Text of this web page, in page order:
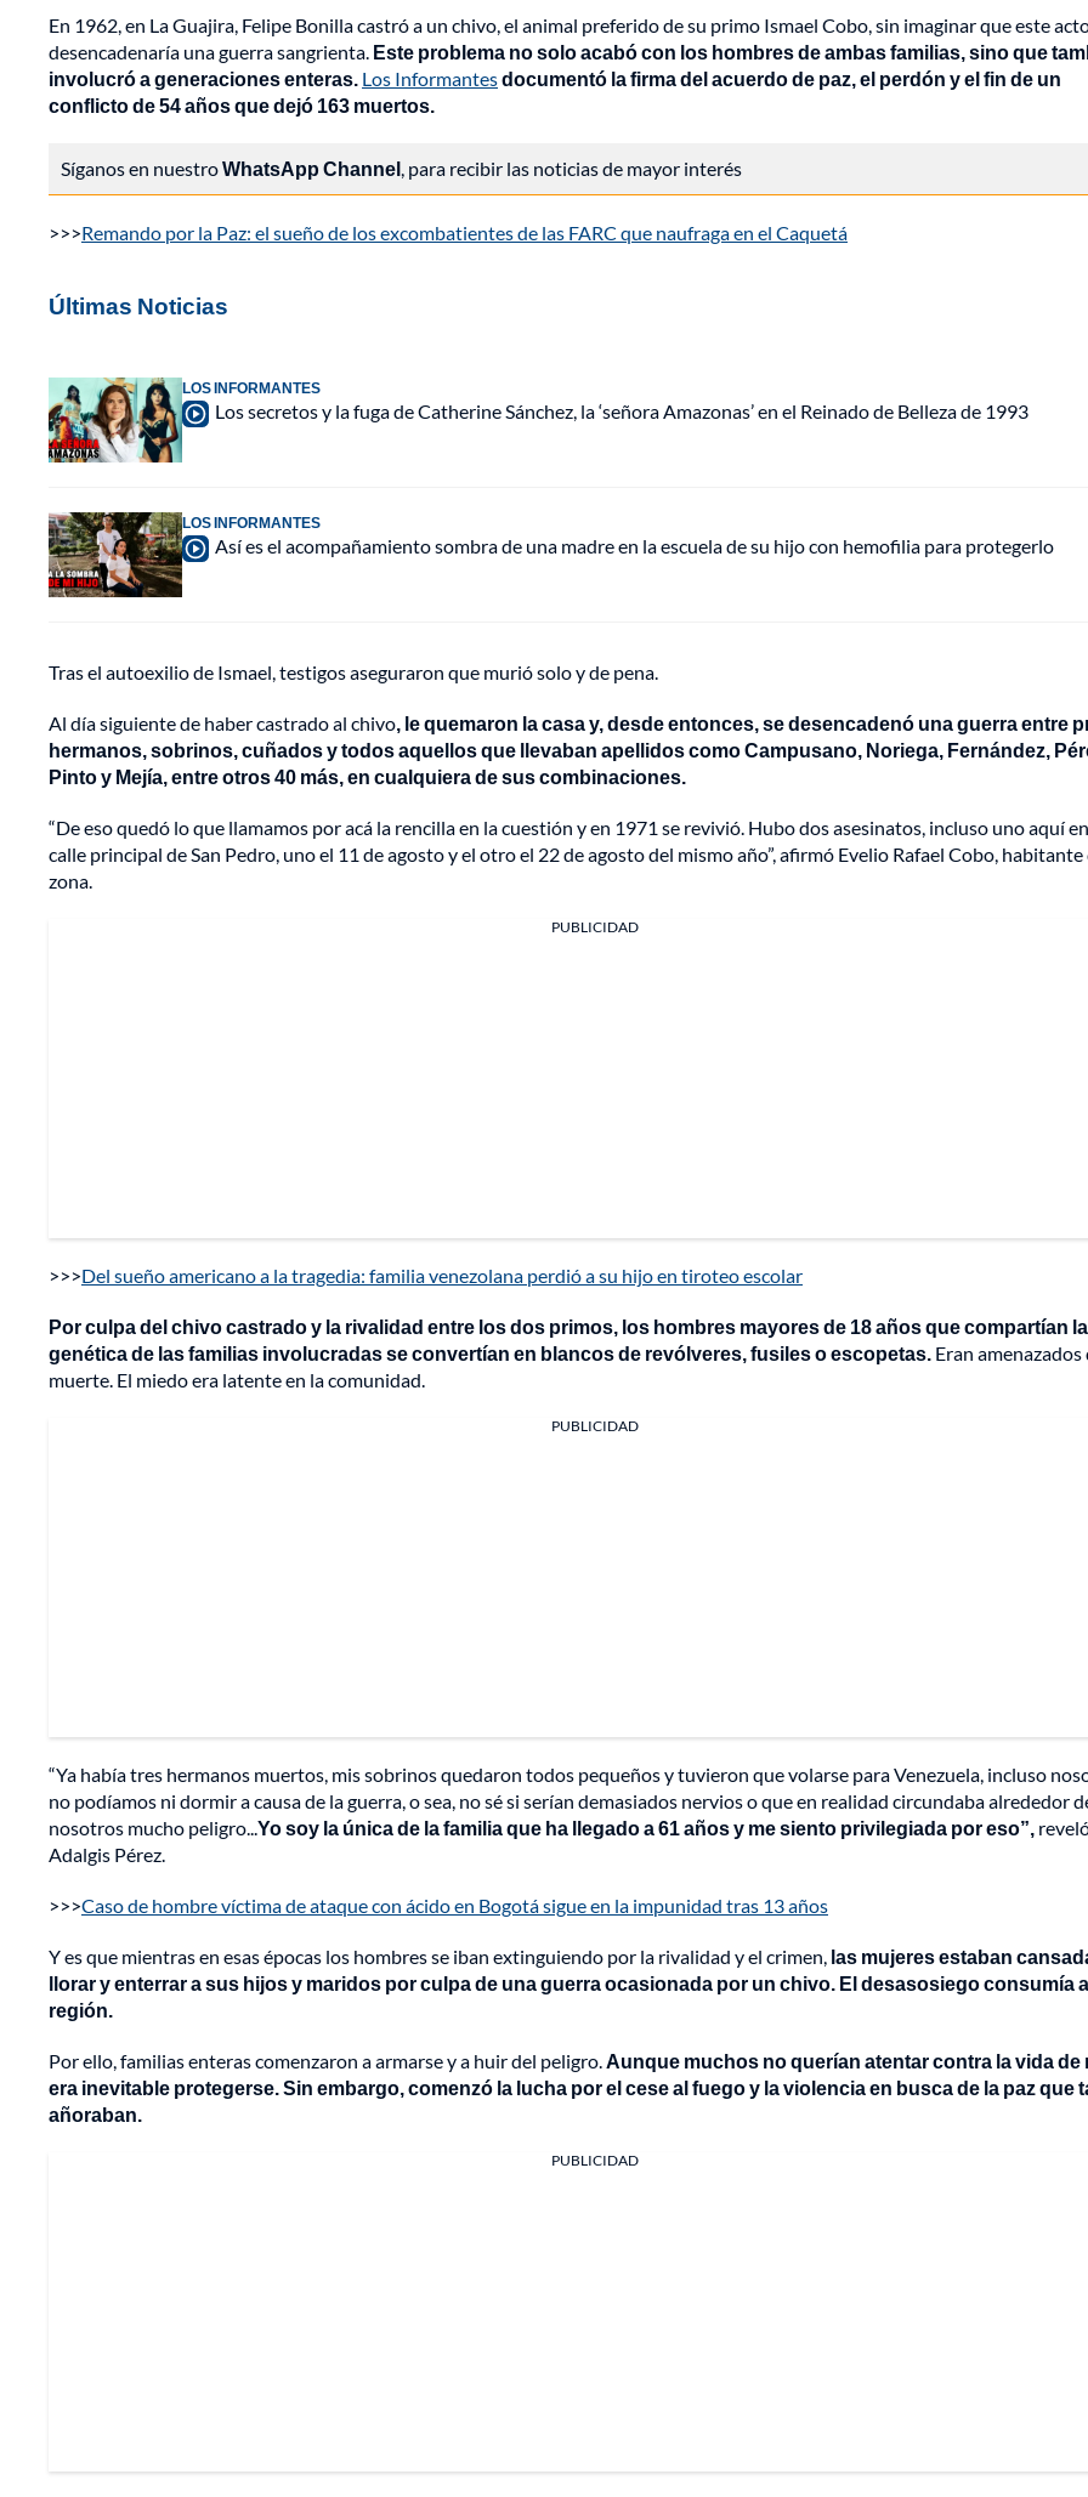
En 1962, en La Guajira, Felipe Bonilla castró a un chivo, el animal preferido de su primo Ismael Cobo, sin imaginar que este
desencadenaría una guerra sangrienta. Este problema no solo acabó con los hombres de ambas familias, sino que
involucró a generaciones enteras. Los Informantesdocumentó la firma del acuerdo de paz, el perdón y el fin de un
conflicto de 54 años que dejó 163 muertos.
Síganos en nuestroWhatsApp Channel , para recibir las noticias de mayor interés
>>>Remando por la Paz: el sueño de los excombatientes de las FARC que naufraga en el Caquetá
Últimas Noticias
LOS INFORMANTES
Los secretos y la fuga de Catherine Sánchez, la ‘señora Amazonas’ en el Reinado de Belleza de 1993
LOS INFORMANTES
Así es el acompañamiento sombra de una madre en la escuela de su hijo con hemofilia para protegerlo
Tras el autoexilio de Ismael, testigos aseguraron que murió solo y de pena.
Al día siguiente de haber castrado al chivo , le quemaron la casa y, desde entonces, se desencadenó una guerra entre
hermanos, sobrinos, cuñados y todos aquellos que llevaban apellidos como Campusano, Noriega, Fernández,
Pinto y Mejía, entre otros 40 más, en cualquiera de sus combinaciones.
“De eso quedó lo que llamamos por acá la rencilla en la cuestión y en 1971 se revivió. Hubo dos asesinatos, incluso uno aquí
calle principal de San Pedro, uno el 11 de agosto y el otro el 22 de agosto del mismo año”, afirmó Evelio Rafael Cobo, habitante
zona.
PUBLICIDAD
>>>Del sueño americano a la tragedia: familia venezolana perdió a su hijo en tiroteo escolar
Por culpa del chivo castrado y la rivalidad entre los dos primos, los hombres mayores de 18 años que compartían la
genética de las familias involucradas se convertían en blancos de revólveres, fusiles o escopetas. Eran amenazados
muerte. El miedo era latente en la comunidad.
PUBLICIDAD
“Ya había tres hermanos muertos, mis sobrinos quedaron todos pequeños y tuvieron que volarse para Venezuela, incluso
no podíamos ni dormir a causa de la guerra, o sea, no sé si serían demasiados nervios o que en realidad circundaba alrededor
nosotros mucho peligro... Yo soy la única de la familia que ha llegado a 61 años y me siento privilegiada por eso”,
Adalgis Pérez.
>>>Caso de hombre víctima de ataque con ácido en Bogotá sigue en la impunidad tras 13 años
Y es que mientras en esas épocas los hombres se iban extinguiendo por la rivalidad y el crimen, las mujeres estaban
llorar y enterrar a sus hijos y maridos por culpa de una guerra ocasionada por un chivo. El desasosiego consumía
región.
Por ello, familias enteras comenzaron a armarse y a huir del peligro. Aunque muchos no querían atentar contra la vida de
era inevitable protegerse. Sin embargo, comenzó la lucha por el cese al fuego y la violencia en busca de la paz que
añoraban.
PUBLICIDAD